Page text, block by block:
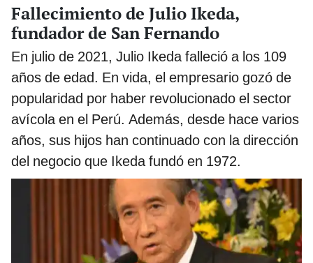
Fallecimiento de Julio Ikeda,
fundador de San Fernando
En julio de 2021, Julio Ikeda falleció a los 109
años de edad. En vida, el empresario gozó de
popularidad por haber revolucionado el sector
avícola en el Perú. Además, desde hace varios
años, sus hijos han continuado con la dirección
del negocio que Ikeda fundó en 1972.